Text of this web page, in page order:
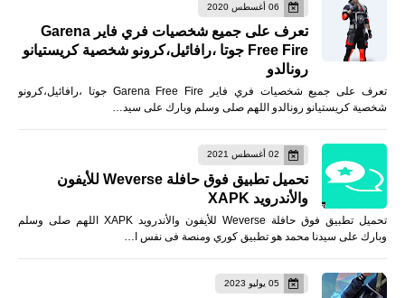
06 أغسطس 2020
تعرف على جميع شخصيات فري فاير Garena
Free Fire جوتا ،رافائيل،كرونو شخصية كريستيانو
رونالدو
تعرف على جميع شخصيات فري فاير Garena Free Fire جوتا ،رافائيل،كرونو
شخصية كريستيانو رونالدو اللهم صلى وسلم وبارك على سيد…
02 أغسطس 2021
تحميل تطبيق فوق حافلة Weverse للأيفون
والأندرويد XAPK
تحميل تطبيق فوق حافلة Weverse للأيفون والأندرويد XAPK اللهم صلى وسلم
وبارك على سيدنا محمد هو تطبيق كوري ومنصة فى نفس ا…
05 يوليو 2023